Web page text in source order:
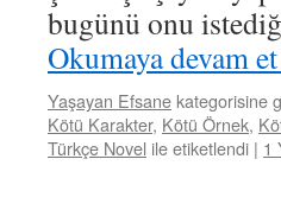
bugünü onu
Okumaya devam et
Yaşayan Efsane kategorisine
Kötü Karakter, Kötü Örnek,
Türkçe Novel ile etiketlendi | 1